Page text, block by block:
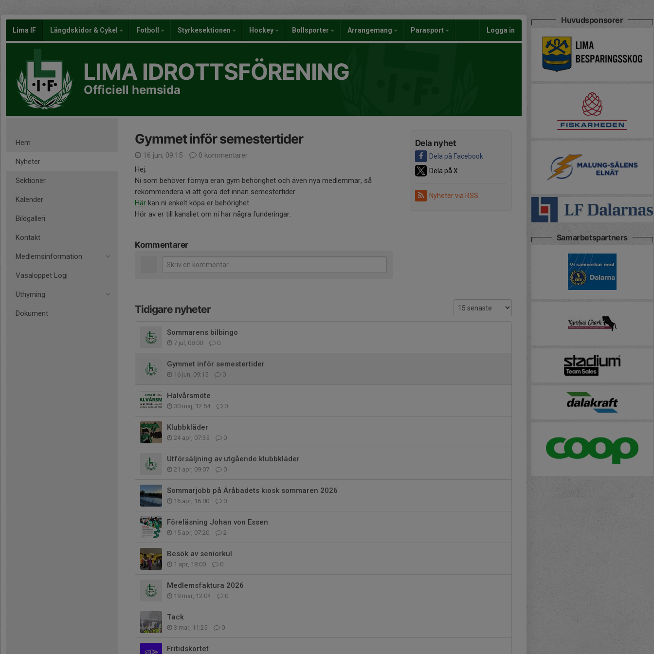
Lima IF Längdskidor & Cykel Fotboll Styrkesektionen Hockey Bollsporter Arrangemang Parasport Logga in
LIMA IDROTTSFÖRENING
Officiell hemsida
Hem
Nyheter
Sektioner
Kalender
Bildgalleri
Kontakt
Medlemsinformation
Vasaloppet Logi
Uthyrning
Dokument
Dela nyhet
Dela på Facebook
Dela på X
Nyheter via RSS
Gymmet inför semestertider
16 jun, 09:15
0 kommentarer
Hej.
Ni som behöver förnya eran gym behörighet och även nya medlemmar, så
rekommendera vi att göra det innan semestertider.
Här kan ni enkelt köpa er behörighet.
Hör av er till kansliet om ni har några funderingar.
Kommentarer
Tidigare nyheter
Sommarens bilbingo
7 jul, 08:00 0
Gymmet inför semestertider
16 jun, 09:15 0
Halvårsmöte
30 maj, 12:54 0
Klubbkläder
24 apr, 07:35 0
Utförsäljning av utgående klubbkläder
21 apr, 09:07 0
Sommarjobb på Äråbadets kiosk sommaren 2026
16 apr, 16:00 0
Föreläsning Johan von Essen
15 apr, 07:20 2
Besök av seniorkul
1 apr, 18:00 0
Medlemsfaktura 2026
19 mar, 12:04 0
Tack
3 mar, 11:25 0
Fritidskortet
Huvudsponsorer
Samarbetspartners